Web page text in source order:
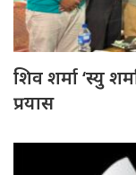
शिव शर्मा ‘स्यु
प्रयास